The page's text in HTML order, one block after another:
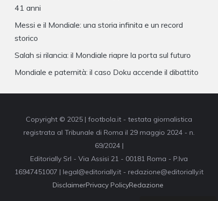
41 anni
Messi e il Mondiale: una storia infinita e un record
storico
Salah si rilancia: il Mondiale riapre la porta sul futuro
Mondiale e paternità: il caso Doku accende il dibattito
Copyright © 2025 | footbola.it - testata giornalistica
registrata al Tribunale di Roma il 29 maggio 2024 - n.
69/2024 |
Editorially Srl - Via Assisi 21 - 00181 Roma - P.Iva
16947451007 | legal@editorially.it - redazione@editorially.it
DisclaimerPrivacy PolicyRedazione